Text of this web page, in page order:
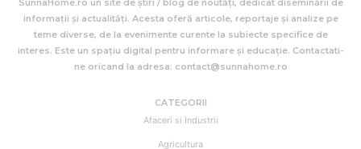
SunnaHome.ro un site de știri / blog de noutăți, dedicat diseminării de
informații și actualități. Acesta oferă articole, reportaje și analize pe
teme diverse, de la evenimente curente la subiecte specifice de
interes. Este un spațiu digital pentru informare și educație. Contactati-
ne oricand la adresa: contact@sunnahome.ro
CATEGORII
Afaceri si Industrii
Agricultura